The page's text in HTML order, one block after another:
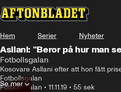
Hem Serier Nyheter
Asllani: "Beror på hur man
Fotbollsgalan
Kosovare Asllani efter att hon fått
Fotbollsgalan
Fotbollsgalan • 11.11.19 • 55 sek
Se mer